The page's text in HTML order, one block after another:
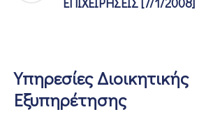
Υπηρεσίες Διοικητικής
Εξυπηρέτησης